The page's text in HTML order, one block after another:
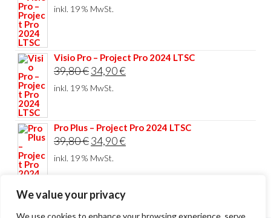
We value your privacy
We use cookies to enhance your browsing experience, serve
Preis
inkl. 19 % MwSt.
Visio Pro – Project Pro 2024 LTSC
39,80€Ursprünglicher
Preis
34,90€Aktueller
inkl. 19 % MwSt.
Pro Plus – Project Pro 2024 LTSC
39,80€Ursprünglicher
Preis
39,80 €
34,90€Aktueller
34,90 €.
inkl. 19 % MwSt.